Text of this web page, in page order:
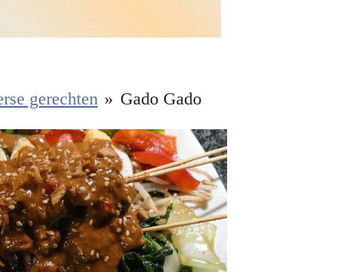
gerechten » Gado Gado